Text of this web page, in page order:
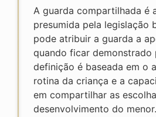
A guarda compartilhada é
presumida pela legislação
pode atribuir a guarda a
quando ficar demonstrado
definição é baseada em o
rotina da criança e a
em compartilhar as
desenvolvimento do menor.